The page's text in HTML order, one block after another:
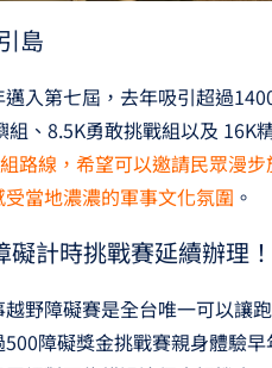
島
入第七屆，去年吸引超過
組、8.5K勇敢挑戰組以及 16K
路線，希望可以邀請民眾漫
當地濃濃的軍事文化氛圍 。
計時挑戰賽延續辦理！
野障礙賽是全台唯一可以讓
障礙獎金挑戰賽親身體驗